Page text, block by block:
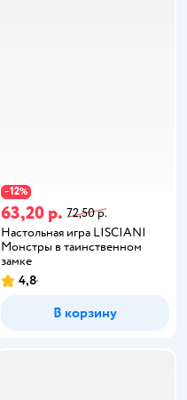
−12%
63,20 р. 72,50 р.
Настольная игра LISCIANI
Монстры в таинственном
замке
4,8
В корзину